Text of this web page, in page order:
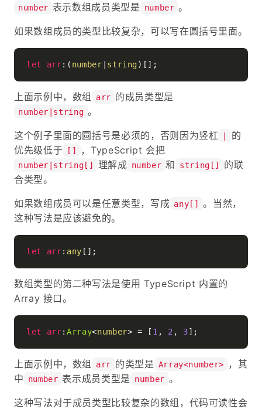
number 表示数组成员类型是 number 。
如果数组成员的类型比较复杂，可以写在圆括号里面。
let arr:( number string
上面示例中，数组 arr 的成员类型是
number|string 。
这个例子里面的圆括号是必须的，否则因为竖杠 |
的
优先级低于
[] ，TypeScript 会把
number|string[] 理解成 number 和 string[]
的联
合类型。
如果数组成员可以是任意类型，写成 any[] 。当然，
这种写法是应该避免的。
let arr: any
数组类型的第二种写法是使用 TypeScript 内置的
Array 接口。
let arr:Array<number> = [ 1 , 2 , 3
上面示例中，数组 arr 的类型是 Array<number>
，其
中
number 表示成员类型是 number 。
这种写法对于成员类型比较复杂的数组，代码可读性会